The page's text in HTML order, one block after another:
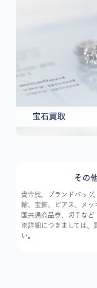
宝石買取
その
貴金属、ブランドバッグ
輪、宝飾、ピアス、メ
国共通商品券、切手など
※詳細につきましては、
い。